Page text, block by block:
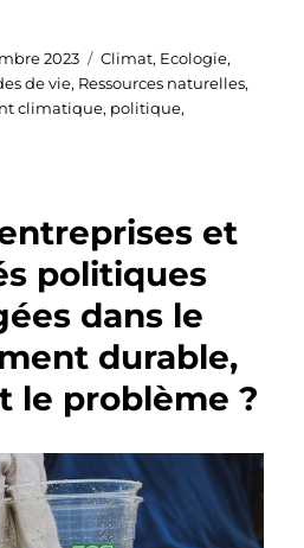
2023 Catégories
Climat, Ecologie,
de vie, Ressources naturelles,
climatique, politique,
et
politiques
dans le
durable,
le problème ?